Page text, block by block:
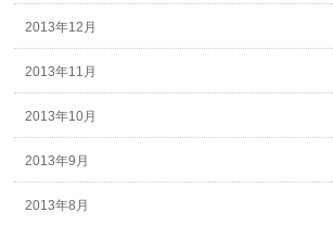
2013年12月
2013年11月
2013年10月
2013年9月
2013年8月